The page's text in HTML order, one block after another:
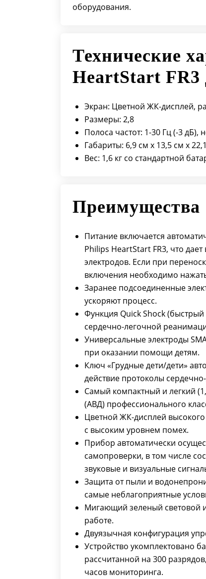
оборудования.
Технические
HeartStart FR3
Экран: Цветной ЖК-дисплей,
Размеры: 2,8
Полоса частот: 1-30 Гц (-3 дБ),
Габариты: 6,9 см x 13,5 см x
Вес: 1,6 кг со стандартной
Преимущества
Питание включается
Philips HeartStart FR3, что
электродов. Если при
включения необходимо
Заранее подсоединенные
ускоряют процесс.
Функция Quick Shock
сердечно-легочной
Универсальные электроды
при оказании помощи детям.
Ключ «Грудные дети/дети»
действие протоколы
Самый компактный и легкий
(АВД) профессионального
Цветной ЖК-дисплей
с высоким уровнем помех.
Прибор автоматически
самопроверки, в том числе
звуковые и визуальные
Защита от пыли и
самые неблагоприятные
Мигающий зеленый световой
работе.
Двуязычная конфигурация
Устройство укомплектовано
рассчитанной на 300
часов мониторинга.